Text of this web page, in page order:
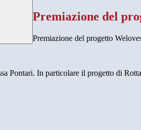
Premiazione del
Premiazione del progetto
In particolare il progetto di Rotta